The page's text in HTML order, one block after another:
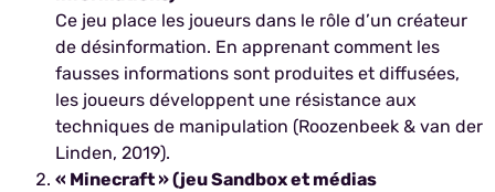
Ce jeu place les joueurs dans le rôle d’un créateur
de désinformation. En apprenant comment les
fausses informations sont produites et diffusées,
les joueurs développent une résistance aux
techniques de manipulation (Roozenbeek & van der
Linden, 2019).
« Minecraft » (jeu Sandbox et médias